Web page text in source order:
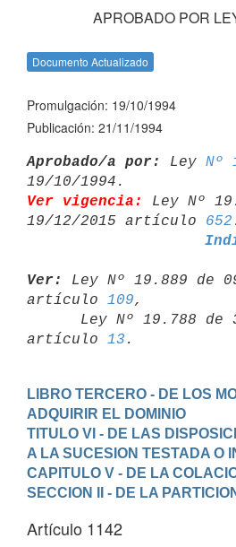
APROBADO POR
Documento Actualizado
Promulgación: 19/10/1994
Publicación: 21/11/1994
Aprobado/a por: Ley Nº
Ver vigencia:
Ley Nº
19/12/2015 artículo 652
Ver:
Ley Nº 19.889 de
artículo 109,
artículo 13
LIBRO TERCERO - DE LOS
ADQUIRIR EL DOMINIO
TITULO VI - DE LAS
A LA SUCESION TESTADA O
CAPITULO V - DE LA
SECCION II - DE LA
Artículo 1142